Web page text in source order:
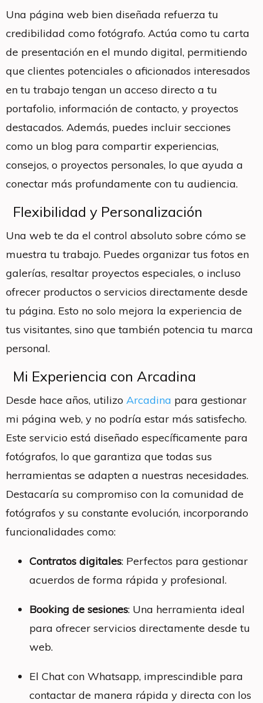
Una página web bien diseñada refuerza tu
credibilidad como fotógrafo. Actúa como tu carta
de presentación en el mundo digital, permitiendo
que clientes potenciales o aficionados interesados
en tu trabajo tengan un acceso directo a tu
portafolio, información de contacto, y proyectos
destacados. Además, puedes incluir secciones
como un blog para compartir experiencias,
consejos, o proyectos personales, lo que ayuda a
conectar más profundamente con tu audiencia.
Flexibilidad y Personalización
Una web te da el control absoluto sobre cómo se
muestra tu trabajo. Puedes organizar tus fotos en
galerías, resaltar proyectos especiales, o incluso
ofrecer productos o servicios directamente desde
tu página. Esto no solo mejora la experiencia de
tus visitantes, sino que también potencia tu marca
personal.
Mi Experiencia con Arcadina
Desde hace años, utilizo Arcadina para gestionar
mi página web, y no podría estar más satisfecho.
Este servicio está diseñado específicamente para
fotógrafos, lo que garantiza que todas sus
herramientas se adapten a nuestras necesidades.
Destacaría su compromiso con la comunidad de
fotógrafos y su constante evolución, incorporando
funcionalidades como:
Contratos digitales: Perfectos para gestionar
acuerdos de forma rápida y profesional.
Booking de sesiones: Una herramienta ideal
para ofrecer servicios directamente desde tu
web.
El Chat con Whatsapp, imprescindible para
contactar de manera rápida y directa con los